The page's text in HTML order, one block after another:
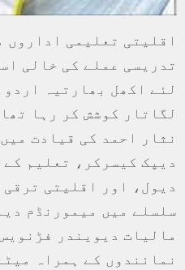
اقلیتی تعلیمی اداروں
تدریسی عملے کی خالی
لگاتار کوشش کر رہا
نثار احمد کی قیادت
دیپک کیسرکر، تعلیم
دیول، اور اقلیتی
سلسلے میں میمورنڈم
مالیات دیویندر
نمائندوں کے ہمراہ